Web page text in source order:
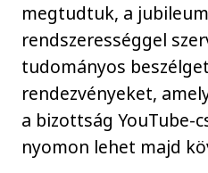
megtudtuk, a
rendszerességgel
tudományos
rendezvényeket,
a bizottság YouTube-
nyomon lehet majd